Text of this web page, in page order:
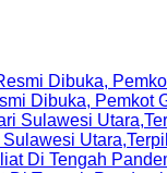
Dibuka, Pemkot